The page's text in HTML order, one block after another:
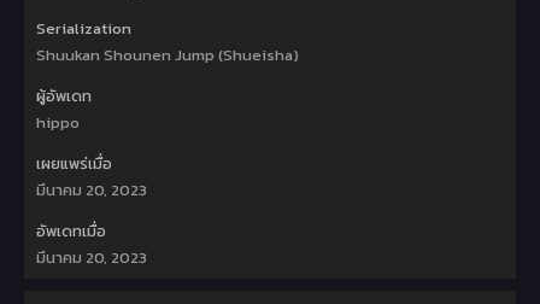
Serialization
Shuukan Shounen Jump (Shueisha)
ผู้อัพเดท
hippo
เผยแพร่เมื่อ
มีนาคม 20, 2023
อัพเดทเมื่อ
มีนาคม 20, 2023